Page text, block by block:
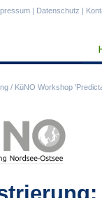
/ KüNO Workshop
| Datenschutz |